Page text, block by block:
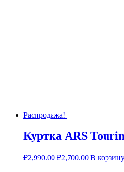
Распродажа!
Куртка ARS
₽2,990.00 ₽2,700.00 В корзину